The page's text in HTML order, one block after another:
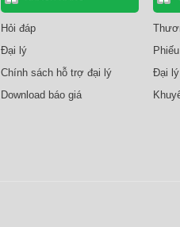
Hỏi đáp
Đại lý
Chính sách hỗ trợ đại lý
Download báo giá
Đại lý